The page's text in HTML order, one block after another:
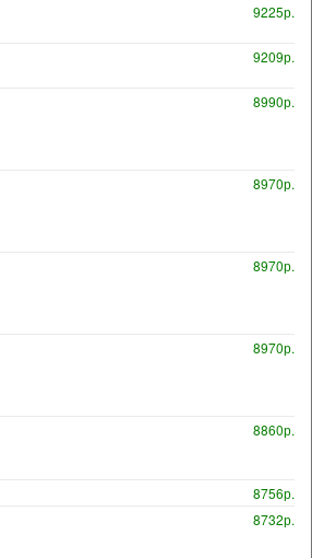
9225р.
9209р.
8990р.
8970р.
8970р.
8970р.
8860р.
8756р.
8732р.